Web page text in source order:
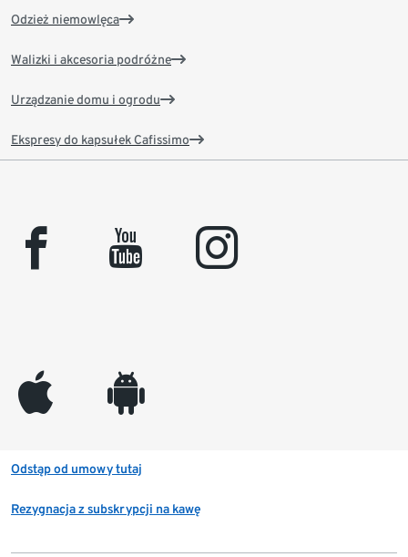
Odzież niemowlęca
Walizki i akcesoria podróżne
Urządzanie domu i ogrodu
Ekspresy do kapsułek Cafissimo
facebook youtube instagram
appleinc android
Odstąp od umowy tutaj
Rezygnacja z subskrypcji na kawę